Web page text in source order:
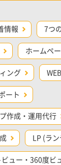
情報 7つ
ホームペ
ング
ート
作成・運用代行
LP (ラ
ュー・360度ビ